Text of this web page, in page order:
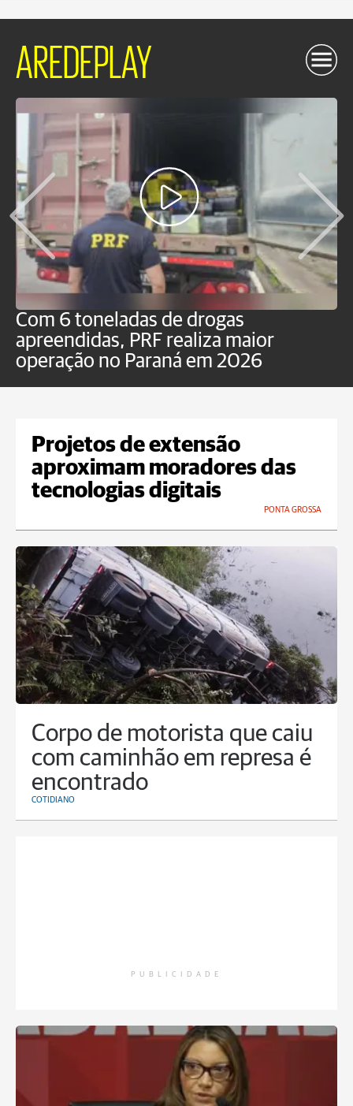
AREDEPLAY
Com 6 toneladas de drogas
apreendidas, PRF realiza maior
operação no Paraná em 2026
Projetos de extensão
aproximam moradores das
tecnologias digitais
PONTA GROSSA
Corpo de motorista que caiu
com caminhão em represa é
encontrado
COTIDIANO
PUBLICIDADE